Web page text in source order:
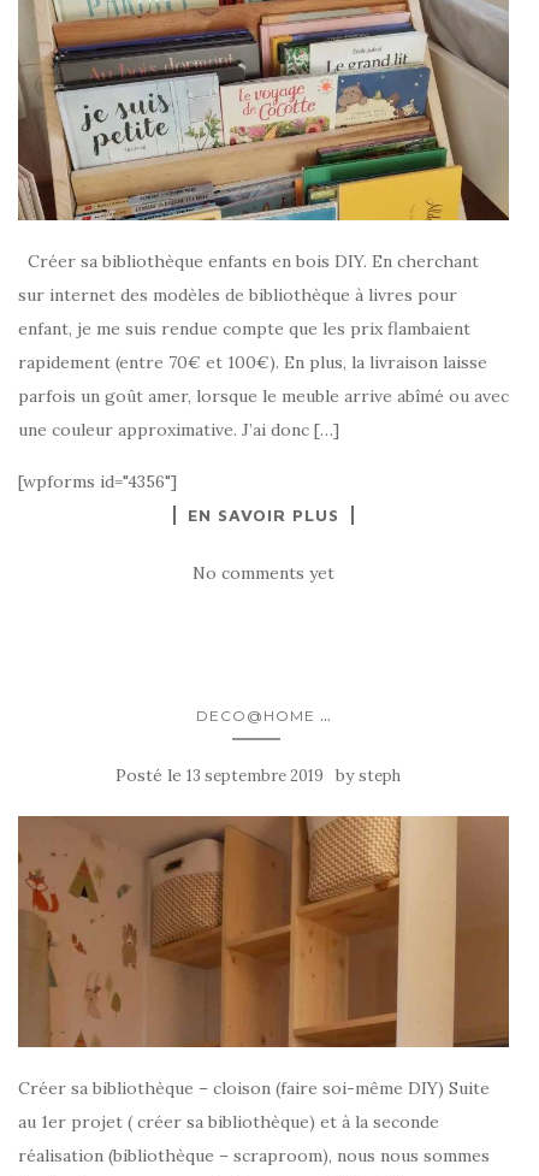
Créer sa bibliothèque enfants en bois DIY. En cherchant
sur internet des modèles de bibliothèque à livres pour
enfant, je me suis rendue compte que les prix flambaient
rapidement (entre 70€ et 100€). En plus, la livraison laisse
parfois un goût amer, lorsque le meuble arrive abîmé ou avec
une couleur approximative. J’ai donc […]
[wpforms id="4356"]
EN SAVOIR PLUS
No comments yet
DECO@HOME ...
Posté le 13 septembre 2019 bysteph
Créer sa bibliothèque – cloison (faire soi-même DIY) Suite
au 1er projet ( créer sa bibliothèque) et à la seconde
réalisation (bibliothèque – scraproom), nous nous sommes